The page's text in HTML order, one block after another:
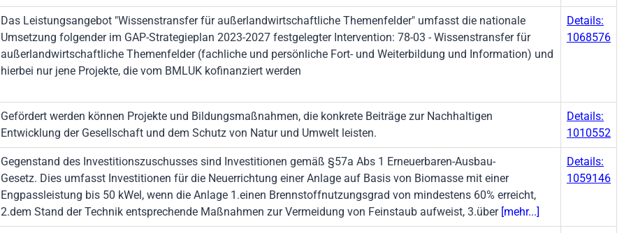
Das Leistungsangebot "Wissenstransfer für außerlandwirtschaftliche Themenfelder" umfasst die nationale
Umsetzung folgender im GAP-Strategieplan 2023-2027 festgelegter Intervention: 78-03 - Wissenstransfer für
außerlandwirtschaftliche Themenfelder (fachliche und persönliche Fort- und Weiterbildung und Information) und
hierbei nur jene Projekte, die vom BMLUK kofinanziert werden
Details:
1068576
Gefördert werden können Projekte und Bildungsmaßnahmen, die konkrete Beiträge zur Nachhaltigen
Entwicklung der Gesellschaft und dem Schutz von Natur und Umwelt leisten.
Details:
1010552
Gegenstand des Investitionszuschusses sind Investitionen gemäß §57a Abs 1 Erneuerbaren-Ausbau-
Gesetz. Dies umfasst Investitionen für die Neuerrichtung einer Anlage auf Basis von Biomasse mit einer
Engpassleistung bis 50 kWel, wenn die Anlage 1.einen Brennstoffnutzungsgrad von mindestens 60% erreicht,
2.dem Stand der Technik entsprechende Maßnahmen zur Vermeidung von Feinstaub aufweist, 3.über[mehr...]
Details:
1059146